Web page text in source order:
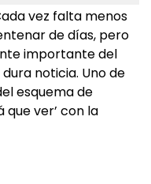
vez falta menos
de días, pero
importante del
noticia. Uno de
esquema de
que ver’ con la